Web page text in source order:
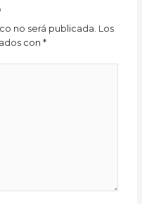
no será publicada. Los
con*